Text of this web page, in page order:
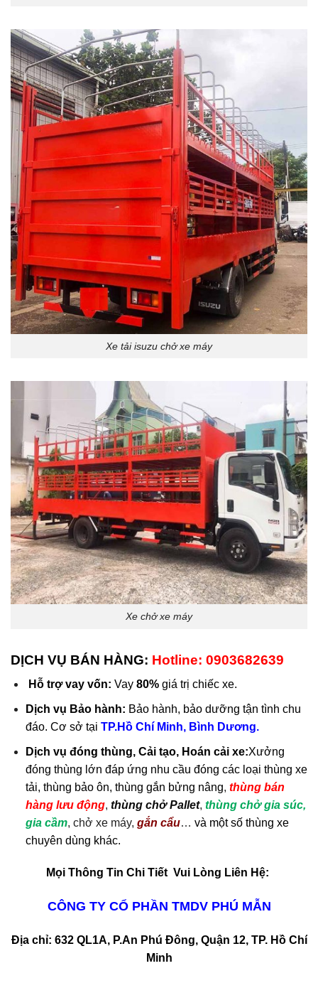
Xe tải isuzu chở xe máy
Xe chở xe máy
DỊCH VỤ BÁN HÀNG: Hotline: 0903682639
Hỗ trợ vay vốn: Vay 80%giá trị chiếc xe.
Dịch vụ Bảo hành: Bảo hành, bảo dưỡng tận tình chu
đáo. Cơ sở tại TP.Hồ Chí Minh, Bình Dương.
Dịch vụ đóng thùng, Cải tạo, Hoán cải xe:Xưởng
đóng thùng lớn đáp ứng nhu cầu đóng các loại thùng xe
tải, thùng bảo ôn, thùng gắn bửng nâng, thùng bán
hàng lưu động, thùng chở Pallet, thùng chở gia súc,
gia cầm, chở xe máy, gắn cẩu… và một số thùng xe
chuyên dùng khác.
Mọi Thông Tin Chi Tiết Vui Lòng Liên Hệ:
CÔNG TY CỔ PHẦN TMDV PHÚ MẪN
Địa chỉ: 632 QL1A, P.An Phú Đông, Quận 12, TP. Hồ Chí
Minh